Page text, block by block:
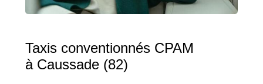
Taxis conventionnés CPAM
à Caussade (82)